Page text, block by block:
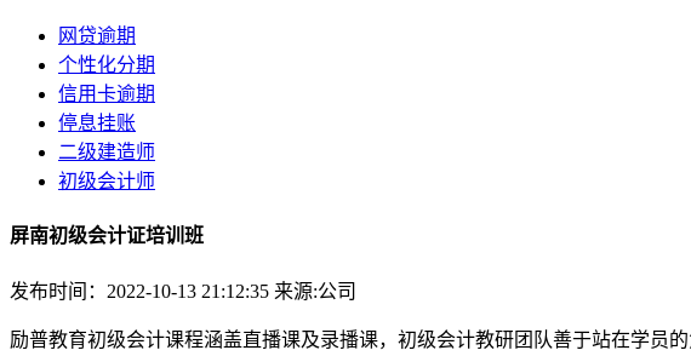
网贷逾期
个性化分期
信用卡逾期
停息挂账
二级建造师
初级会计师
屏南初级会计证培训班
发布时间：2022-10-13 21:12:35 来源:公司
励普教育初级会计课程涵盖直播课及录播课，初级会计教研团队善于站在学员